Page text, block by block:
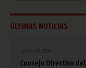
ÚLTIMAS NOTICIAS
agosto 08, 2026
Consejo Directivo